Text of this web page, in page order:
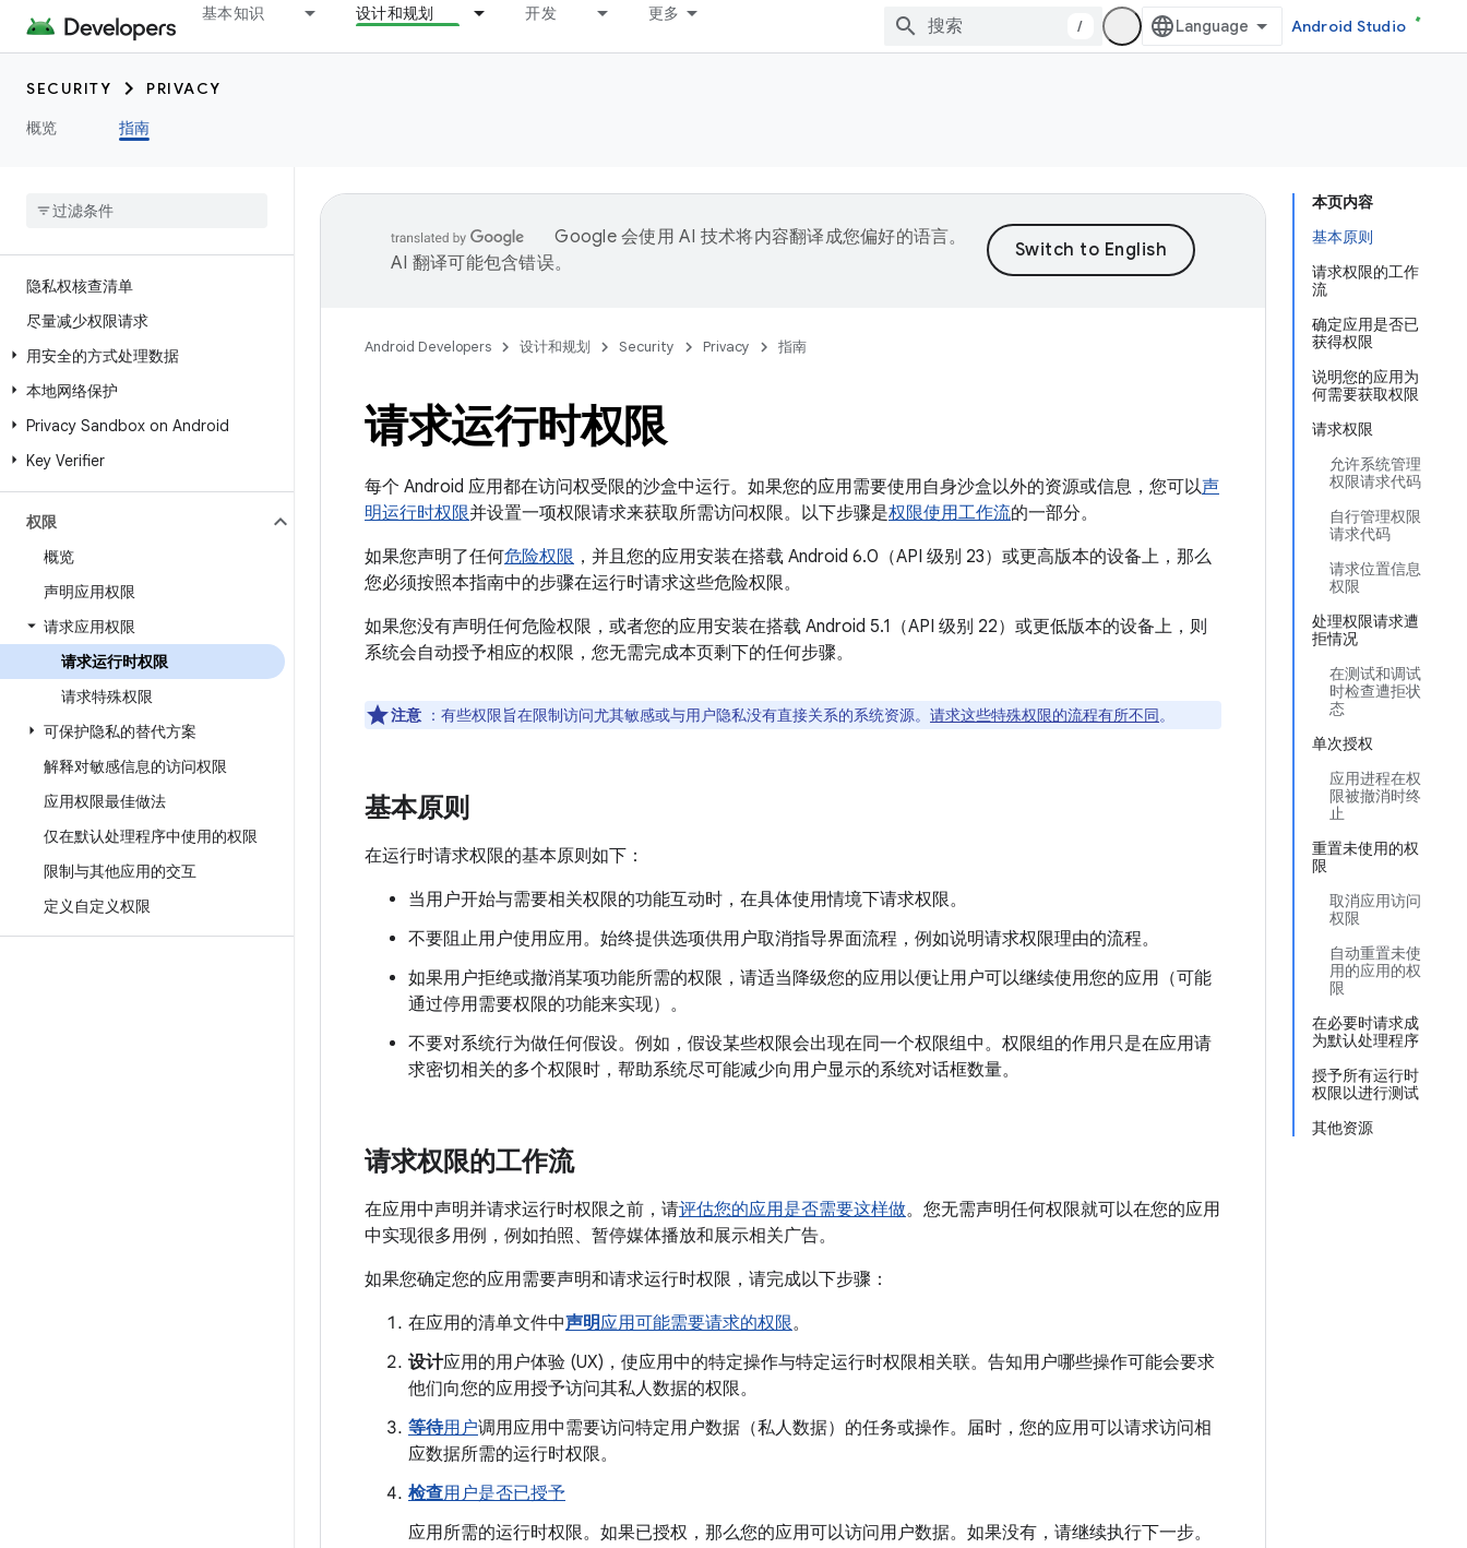
基本知识 设计和规划 开发 更多
/ Android Studio
SECURITY
PRIVACY
概览
指南
隐私权核查清单
尽量减少权限请求
用安全的方式处理数据
本地网络保护
Privacy Sandbox on Android
Key Verifier
权限
概览
声明应用权限
请求应用权限
请求运行时权限
请求特殊权限
可保护隐私的替代方案
解释对敏感信息的访问权限
应用权限最佳做法
仅在默认处理程序中使用的权限
限制与其他应用的交互
定义自定义权限
本页内容
基本原则
请求权限的工作
流
确定应用是否已
获得权限
说明您的应用为
何需要获取权限
请求权限
允许系统管理
权限请求代码
自行管理权限
请求代码
请求位置信息
权限
处理权限请求遭
拒情况
在测试和调试
时检查遭拒状
态
单次授权
应用进程在权
限被撤消时终
止
重置未使用的权
限
取消应用访问
权限
自动重置未使
用的应用的权
限
在必要时请求成
为默认处理程序
授予所有运行时
权限以进行测试
其他资源
Google 会使用 AI 技术将内容翻译成您偏好的语言。
AI 翻译可能包含错误。
Android Developers 设计和规划 Security Privacy 指南
请求运行时权限
每个 Android 应用都在访问权受限的沙盒中运行。如果您的应用需要使用自身沙盒以外的资源或信息，您可以声
明运行时权限并设置一项权限请求来获取所需访问权限。以下步骤是权限使用工作流的一部分。
如果您声明了任何危险权限 ，并且您的应用安装在搭载 Android 6.0（API 级别 23）或更高版本的设备上，那么
您必须按照本指南中的步骤在运行时请求这些危险权限。
如果您没有声明任何危险权限，或者您的应用安装在搭载 Android 5.1（API 级别 22）或更低版本的设备上，则
系统会自动授予相应的权限，您无需完成本页剩下的任何步骤。
注意 ：有些权限旨在限制访问尤其敏感或与用户隐私没有直接关系的系统资源。 请求这些特殊权限的流程有所不同。
基本原则
在运行时请求权限的基本原则如下：
当用户开始与需要相关权限的功能互动时，在具体使用情境下请求权限。
不要阻止用户使用应用。始终提供选项供用户取消指导界面流程，例如说明请求权限理由的流程。
如果用户拒绝或撤消某项功能所需的权限，请适当降级您的应用以便让用户可以继续使用您的应用（可能
通过停用需要权限的功能来实现）。
不要对系统行为做任何假设。例如，假设某些权限会出现在同一个权限组中。 权限组的作用只是在应用请
求密切相关的多个权限时，帮助系统尽可能减少向用户显示的系统对话框数量。
请求权限的工作流
在应用中声明并请求运行时权限之前，请评估您的应用是否需要这样做。您无需声明任何权限就可以在您的应用
中实现很多用例，例如拍照、暂停媒体播放和展示相关广告。
如果您确定您的应用需要声明和请求运行时权限，请完成以下步骤：
在应用的清单文件中声明应用可能需要请求的权限。
设计应用的用户体验 (UX)，使应用中的特定操作与特定运行时权限相关联。告知用户哪些操作可能会要求
他们向您的应用授予访问其私人数据的权限。
等待用户调用应用中需要访问特定用户数据（私人数据）的任务或操作。届时，您的应用可以请求访问相
应数据所需的运行时权限。
检查用户是否已授予
应用所需的运行时权限。如果已授权，那么您的应用可以访问用户数据。如果没有，请继续执行下一步。